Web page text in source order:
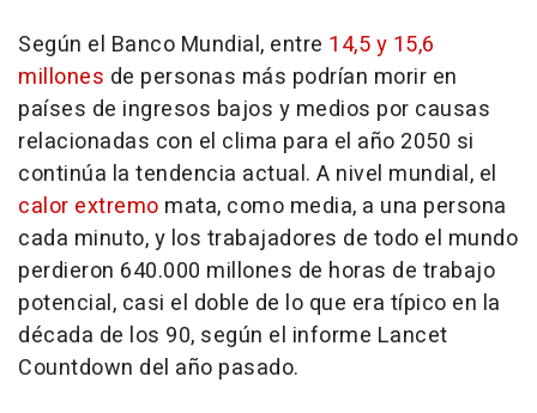
Según el Banco Mundial, entre 14,5 y 15,6
millones de personas más podrían morir en
países de ingresos bajos y medios por causas
relacionadas con el clima para el año 2050 si
continúa la tendencia actual. A nivel mundial, el
calor extremo mata, como media, a una persona
cada minuto, y los trabajadores de todo el mundo
perdieron 640.000 millones de horas de trabajo
potencial, casi el doble de lo que era típico en la
década de los 90, según el informe Lancet
Countdown del año pasado.